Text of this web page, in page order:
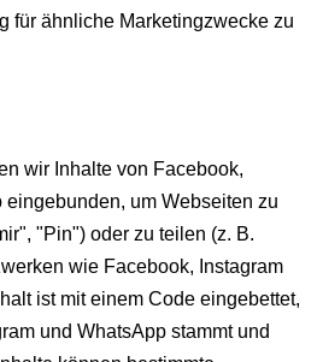
für ähnliche Marketingzwecke zu
wir Inhalte von Facebook,
um Webseiten zu
"Pin") oder zu teilen (z. B.
wie Facebook, Instagram
ist mit einem Code eingebettet,
und WhatsApp stammt und